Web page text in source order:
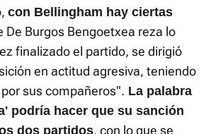
con Bellingham hay ciertas
De Burgos Bengoetxea reza lo
finalizado el partido, se dirigió
en actitud agresiva, teniendo
sus compañeros". La palabra
podría hacer que su sanción
dos partidos, con lo que se